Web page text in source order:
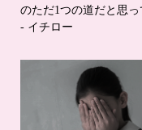
のただ1つの道だと思っ
- イチロー